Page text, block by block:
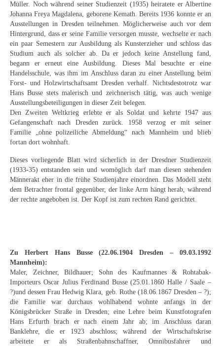
Weitere Künstler nach 1945
Unbekannt
Autographen / Dokumente
Herkunft & Wirkungsstätte
Berliner Künstler
Düsseldorfer Künstler
Fränkische Künstler
Münchner Künstler
Pfälzer Künstler
Expressiver Realismus
Motive
Abstraktion
Industrie & Arbeit
Mediterrane Landschaft
Müller. Noch während seiner Studienzeit (1935) heiratete er Albertine
Johanna Freya Magdalena, geborene Kemath. Bereits 1936 konnte er an
Ausstellungen in Dresden teilnehmen. Möglicherweise auch vor dem
Hintergrund, dass er seine Familie versorgen musste, wechselte er nach
ein paar Semestern zur Ausbildung als Kunsterzieher und schloss das
Studium auch als solcher ab. Da er jedoch keine Anstellung fand,
begann er erneut eine Ausbildung. Dieses Mal besuchte er eine
Handelsschule, was ihm im Anschluss daran zu einer Anstellung beim
Forst- und Holzwirtschaftsamt Dresden verhalf. Nichtsdestotrotz war
Hans Busse stets malerisch und zeichnerisch tätig, was auch wenige
Ausstellungsbeteiligungen in dieser Zeit belegen.
Den Zweiten Weltkrieg erlebte er als Soldat und kehrte 1947 aus
Gefangenschaft nach Dresden zurück. 1958 verzog er mit seiner
Familie „ohne polizeiliche Abmeldung“ nach Mannheim und blieb
fortan dort wohnhaft.
Dieses vorliegende Blatt wird sicherlich in der Dresdner Studienzeit
(1933-35) entstanden sein und womöglich darf man diesen stehenden
Männerakt eher in die frühe Studienjahre einordnen. Das Modell steht
dem Betrachter frontal gegenüber, der linke Arm hängt herab, während
der rechte angeboben ist. Der Kopf ist zum rechten Rand gerichtet.
Zu Herbert Hans Busse (22.06.1904 Dresden – 09.03.1992
Mannheim):
Maler, Zeichner, Bildhauer; Sohn des Kaufmannes & Rohtabak-
Importeurs Oscar Julius Ferdinand Busse (25.01.1860 Halle / Saale –
?)und dessen Frau Hedwig Klara, geb. Rothe (18.06.1867 Dresden – ?);
die Familie war durchaus wohlhabend wohnte anfangs in der
Königsbrücker Straße in Dresden; eine Lehre beim Kunstfotografen
Hans Erfurth brach er nach einem Jahr ab; im Anschluss daran
Banklehre, die er 1923 abschloss; während der Wirtschaftskrise
arbeitete er als Straßenbahnschaffner, Omnibusfahrer und